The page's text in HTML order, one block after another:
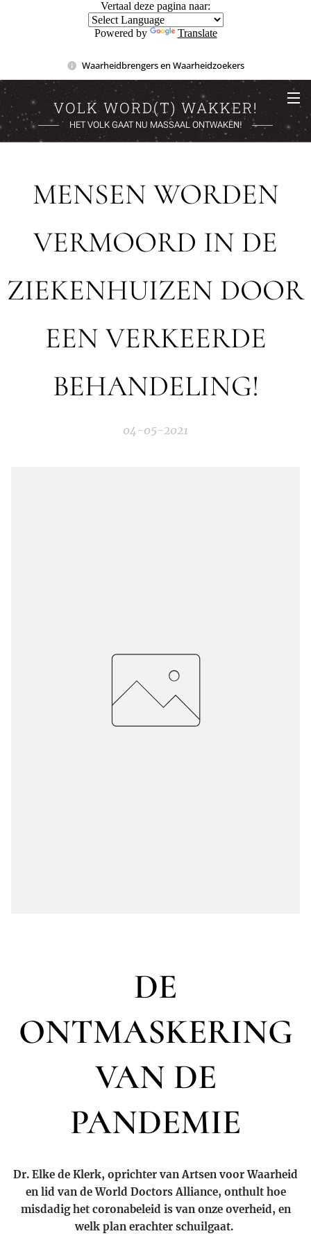
Vertaal deze pagina naar:
Powered by Translate
Waarheidbrengers en Waarheidzoekers
VOLK WORD(T) WAKKER!
HET VOLK GAAT NU MASSAAL ONTWAKEN!
MENSEN WORDEN
VERMOORD IN DE
ZIEKENHUIZEN DOOR
EEN VERKEERDE
BEHANDELING!
04-05-2021
DE
ONTMASKERING
VAN DE
PANDEMIE
Dr. Elke de Klerk, oprichter van Artsen voor Waarheid
en lid van deWorld Doctors Alliance, onthult hoe
misdadig het coronabeleid is van onze overheid, en
welk plan erachter schuilgaat.